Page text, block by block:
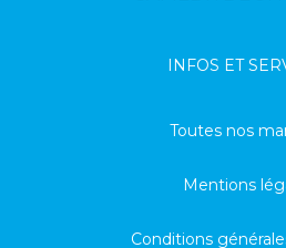
INFOS ET
Toutes nos
Mentions
Conditions